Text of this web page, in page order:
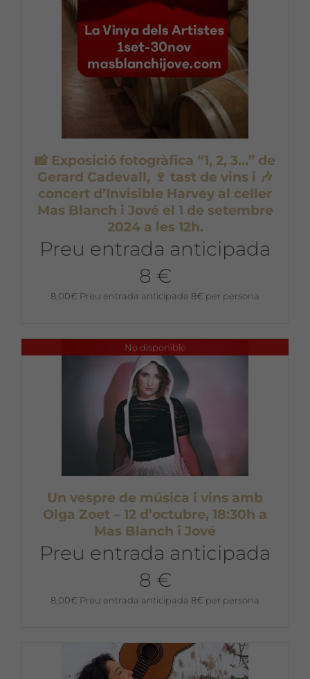
📸 Exposició fotogràfica “1, 2, 3…” de
Gerard Cadevall, 🍷 tast de vins i 🎶
concert d’Invisible Harvey al celler
Mas Blanch i Jové el 1 de setembre
2024 a les 12h.
Preu entrada anticipada
8 €
8,00€ Preu entrada anticipada 8€ per persona
No disponible
Un vespre de música i vins amb
Olga Zoet – 12 d’octubre, 18:30h a
Mas Blanch i Jové
Preu entrada anticipada
8 €
8,00€ Preu entrada anticipada 8€ per persona